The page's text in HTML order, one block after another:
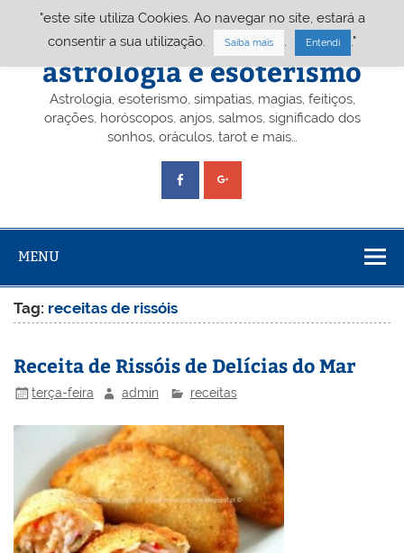
Portal A&E – Portal
astrologia e esoterismo
Astrologia, esoterismo, simpatias, magias, feitiços,
orações, horóscopos, anjos, salmos, significado dos
sonhos, oráculos, tarot e mais…
MENU
Tag: receitas de rissóis
Receita de Rissóis de Delícias do Mar
terça-feira admin receitas
"este site utiliza Cookies. Ao navegar no site, estará a
consentir a sua utilização.
Saiba mais Entendi ."